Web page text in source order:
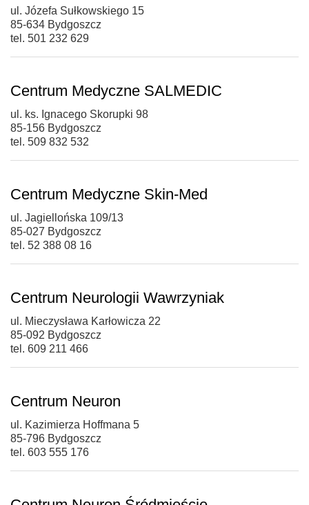
ul. Józefa Sułkowskiego 15
85-634 Bydgoszcz
tel. 501 232 629
Centrum Medyczne SALMEDIC
ul. ks. Ignacego Skorupki 98
85-156 Bydgoszcz
tel. 509 832 532
Centrum Medyczne Skin-Med
ul. Jagiellońska 109/13
85-027 Bydgoszcz
tel. 52 388 08 16
Centrum Neurologii Wawrzyniak
ul. Mieczysława Karłowicza 22
85-092 Bydgoszcz
tel. 609 211 466
Centrum Neuron
ul. Kazimierza Hoffmana 5
85-796 Bydgoszcz
tel. 603 555 176